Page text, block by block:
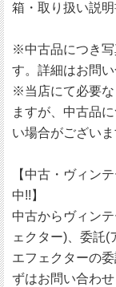
箱・取り扱い説
※中古品につき写
す。詳細はお問い
※当店にて必要な
ますが、中古品
い場合がござい
【中古・ヴィン
中!!】
中古からヴィン
ェクター)、委託(
エフェクターの
ずはお問い合わせ